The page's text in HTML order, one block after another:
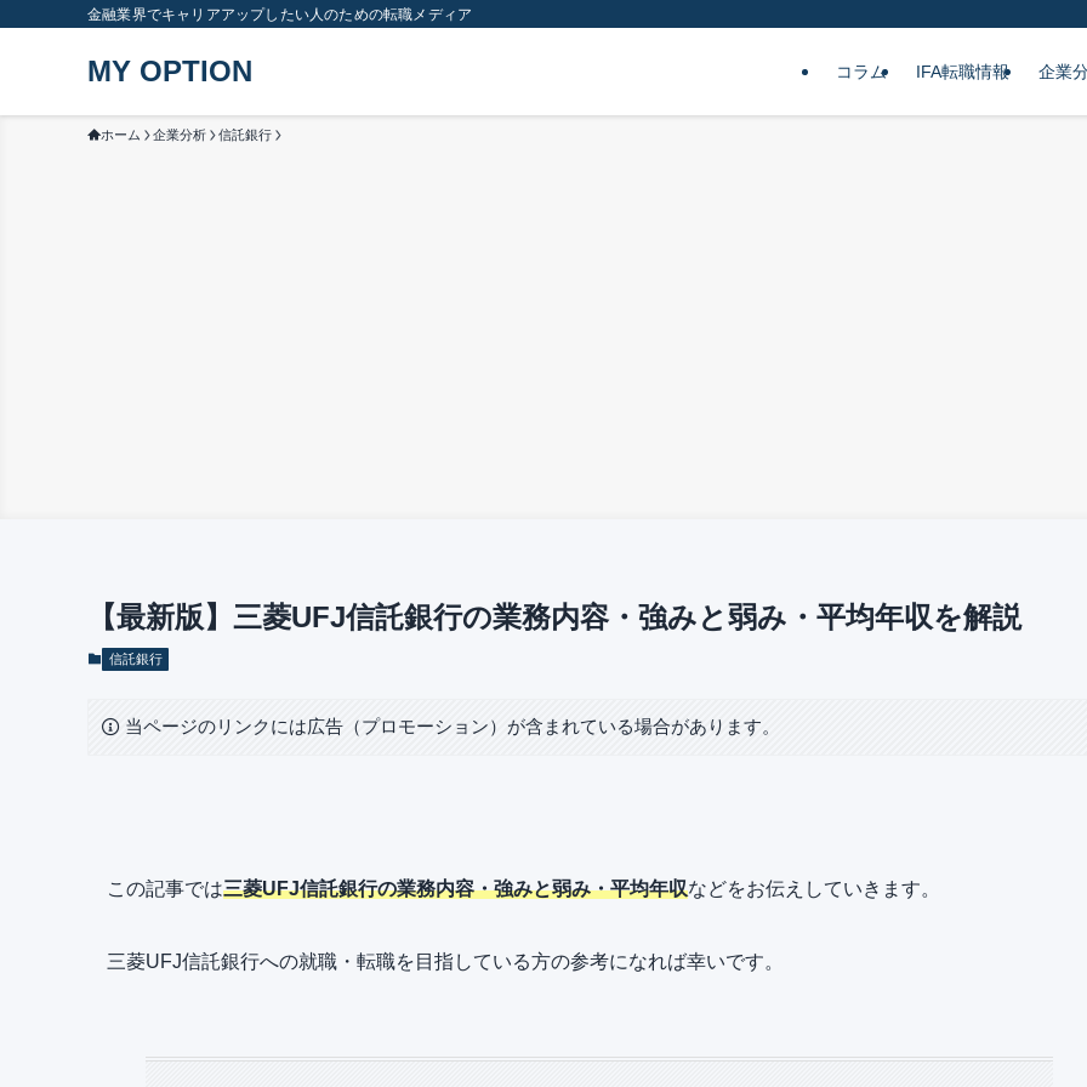
金融業界でキャリアアップしたい人のための転職メディア
MY OPTION コラム IFA転職情報 企業
ホーム 企業分析 信託銀行
【最新版】三菱UFJ信託銀行の業務内容・強みと弱み・平均年収を解説
信託銀行
当ページのリンクには広告（プロモーション）が含まれている場合があります。
この記事では三菱UFJ信託銀行の業務内容・強みと弱み・平均年収などをお伝えしていきます。
三菱UFJ信託銀行への就職・転職を目指している方の参考になれば幸いです。